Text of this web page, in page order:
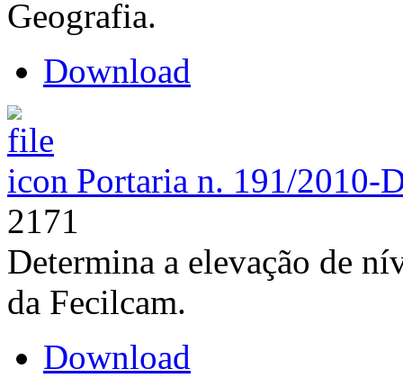
Geografia.
Download
Portaria n. 191/2010-
2171
Determina a elevação de
da Fecilcam.
Download